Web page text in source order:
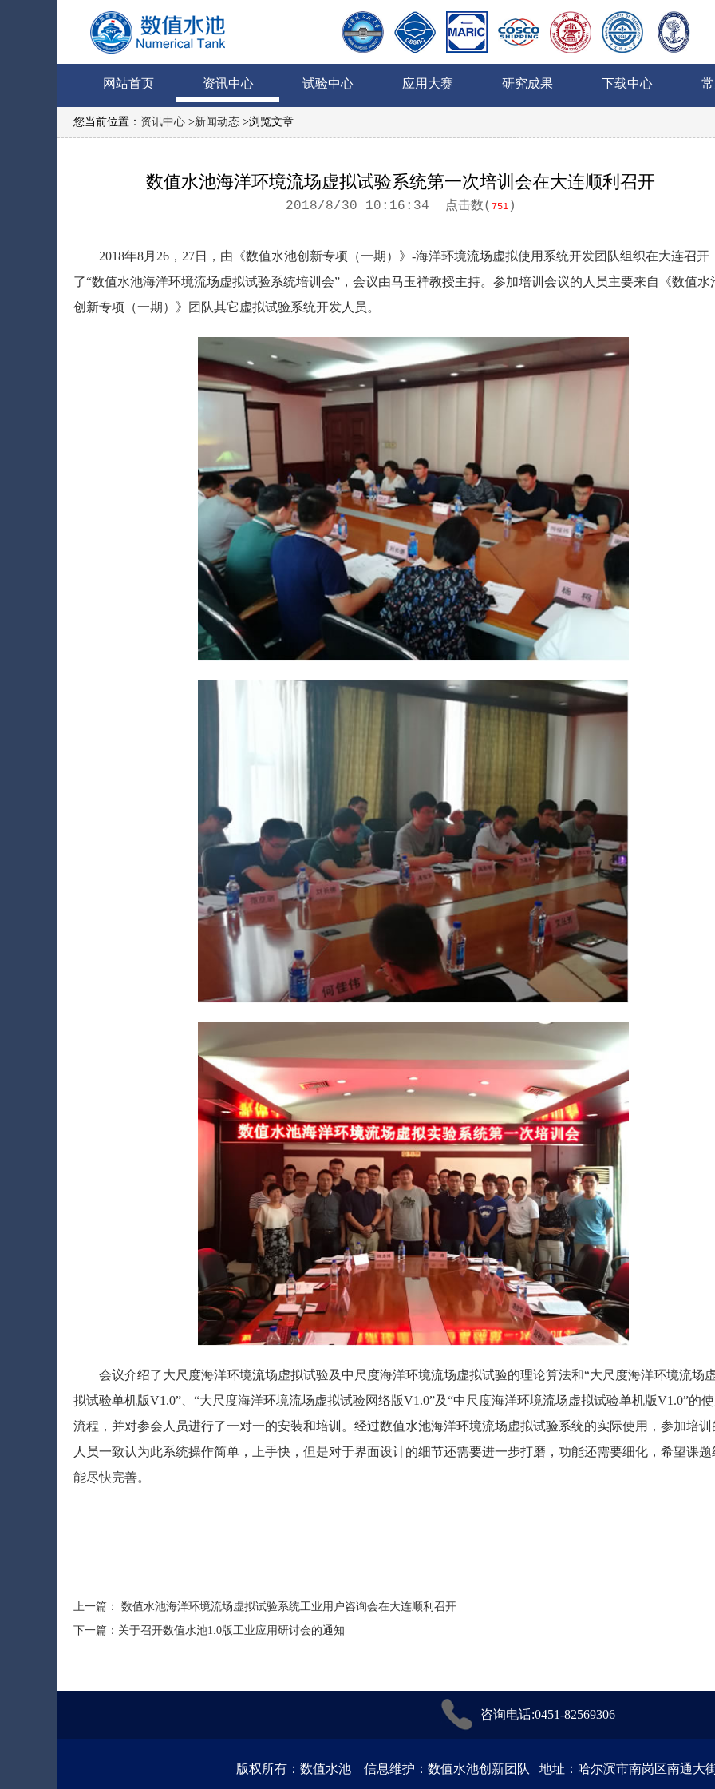
网站首页 资讯中心 试验中心 应用大赛 研究成果 下载中心
您当前位置： 资讯中心 >新闻动态 >浏览文章
数值水池海洋环境流场虚拟试验系统第一次培训会在大连顺利召开
2018/8/30 10:16:34 点击数( 751)
2018年8月26，27日，由《数值水池创新专项（一期）》-海洋环境流场虚拟使用系统开发团队组织在大连召开
了“数值水池海洋环境流场虚拟试验系统培训会”，会议由马玉祥教授主持。参加培训会议的人员主要来自《数值水
创新专项（一期）》团队其它虚拟试验系统开发人员。
会议介绍了大尺度海洋环境流场虚拟试验及中尺度海洋环境流场虚拟试验的理论算法和“大尺度海洋环境流场
拟试验单机版V1.0”、“大尺度海洋环境流场虚拟试验网络版V1.0”及“中尺度海洋环境流场虚拟试验单机版V1.0”的使
流程，并对参会人员进行了一对一的安装和培训。经过数值水池海洋环境流场虚拟试验系统的实际使用，参加培训
人员一致认为此系统操作简单，上手快，但是对于界面设计的细节还需要进一步打磨，功能还需要细化，希望课题
能尽快完善。
上一篇： 数值水池海洋环境流场虚拟试验系统工业用户咨询会在大连顺利召开
下一篇： 关于召开数值水池1.0版工业应用研讨会的通知
咨询电话:0451-82569306
版权所有：数值水池 信息维护：数值水池创新团队 地址：哈尔滨市南岗区南通大